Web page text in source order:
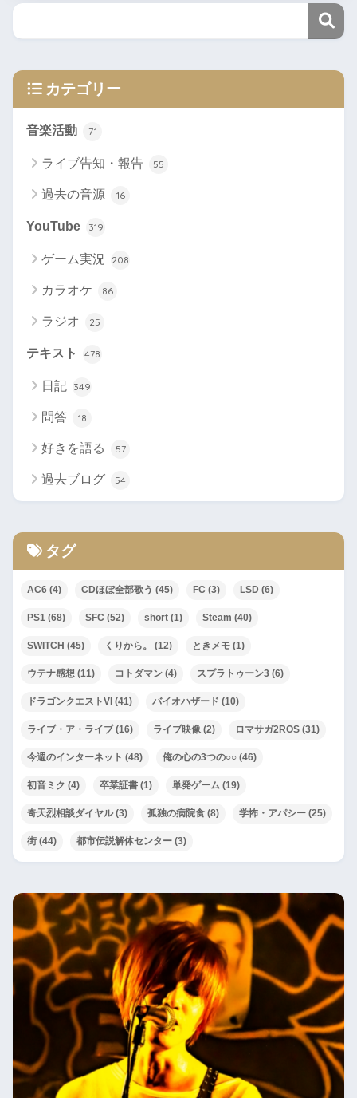
カテゴリー
音楽活動 71
ライブ告知・報告 55
過去の音源 16
YouTube 319
ゲーム実況 208
カラオケ 86
ラジオ 25
テキスト 478
日記 349
問答 18
好きを語る 57
過去ブログ 54
タグ
AC6 (4) CDほぼ全部歌う (45) FC (3) LSD (6)
PS1 (68) SFC (52) short (1) Steam (40)
SWITCH (45) くりから。 (12) ときメモ (1)
ウテナ感想 (11) コトダマン (4) スプラトゥーン3 (6)
ドラゴンクエストVI (41) バイオハザード (10)
ライブ・ア・ライブ(16) ライブ映像 (2) ロマサガ2ROS (31)
今週のインターネット (48) 俺の心の3つの○○ (46)
初音ミク (4) 卒業証書 (1) 単発ゲーム (19)
奇天烈相談ダイヤル(3) 孤独の病院食 (8) 学怖・アパシー (25)
街 (44) 都市伝説解体センター (3)